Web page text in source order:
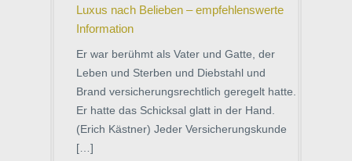
Luxus nach Belieben – empfehlenswerte
Information
Er war berühmt als Vater und Gatte, der
Leben und Sterben und Diebstahl und
Brand versicherungsrechtlich geregelt hatte.
Er hatte das Schicksal glatt in der Hand.
(Erich Kästner) Jeder Versicherungskunde
[…]